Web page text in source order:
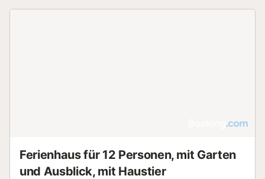
Ferienhaus für 12 Personen, mit Garten
und Ausblick, mit Haustier